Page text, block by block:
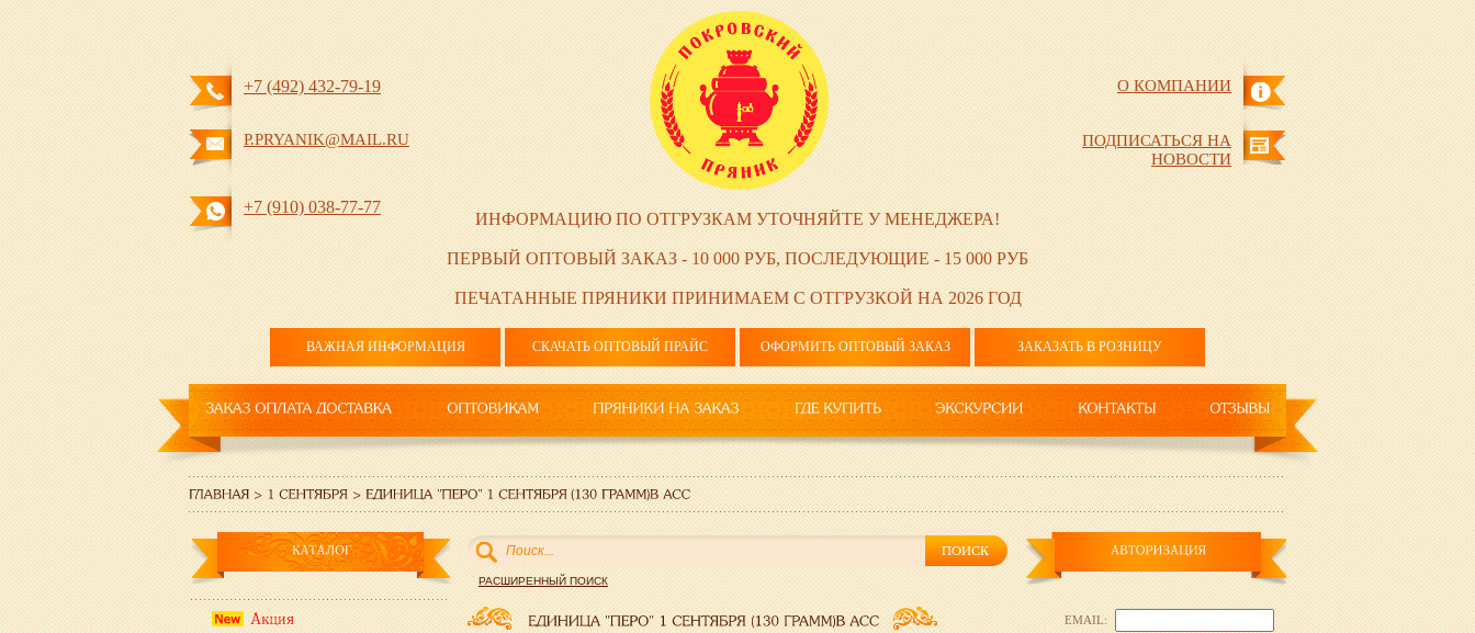
+7 (492) 432-79-19
P.PRYANIK@MAIL.RU
+7 (910) 038-77-77
О КОМПАНИИ
ПОДПИСАТЬСЯ НА
НОВОСТИ
ИНФОРМАЦИЮ ПО ОТГРУЗКАМ УТОЧНЯЙТЕ У МЕНЕДЖЕРА!
ПЕРВЫЙ ОПТОВЫЙ ЗАКАЗ - 10 000 РУБ, ПОСЛЕДУЮЩИЕ - 15 000 РУБ
ПЕЧАТАННЫЕ ПРЯНИКИ ПРИНИМАЕМ С ОТГРУЗКОЙ НА 2026 ГОД
ВАЖНАЯ ИНФОРМАЦИЯ СКАЧАТЬ ОПТОВЫЙ ПРАЙС ОФОРМИТЬ ОПТОВЫЙ ЗАКАЗ ЗАКАЗАТЬ В РОЗНИЦУ
РАСШИРЕННЫЙ ПОИСК
EMAIL: